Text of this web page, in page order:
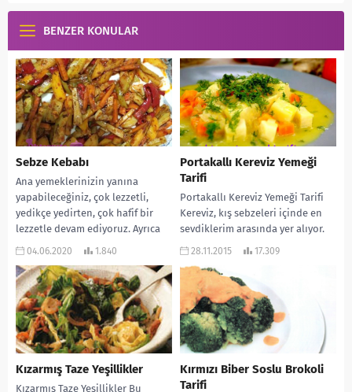
BENZER KONULAR
Sebze Kebabı
Ana yemeklerinizin yanına
yapabileceğiniz, çok lezzetli,
yedikçe yedirten, çok hafif bir
lezzetle devam ediyoruz. Ayrıca
diyet yapanlar da gönül
04.06.2020 1.840
Portakallı Kereviz Yemeği
Tarifi
Portakallı Kereviz Yemeği Tarifi
Kereviz, kış sebzeleri içinde en
sevdiklerim arasında yer alıyor.
Özellikle kokusuna bayılıyorum.
mevsiminde...
28.11.2015 17.309
Kızarmış Taze Yeşillikler
Kızarmış Taze Yeşillikler Bu
Kırmızı Biber Soslu Brokoli
Tarifi